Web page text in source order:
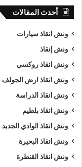
ونش انقاذ
من اهم اسباب نجاح
الكبيرة في استغلال
عالية باقل سعر وأن
ونش انقاذ سيارات
المحافظات كما ننافس
الي تحقيق اهدافنا و
السيارات.
أحدث المقالات
ونش انقاذ سيارات
ونش إنقاذ
ونش انقاذ روكسي
ونش انقاذ ارض الجولف
ونش انقاذ الدراسة
ونش انقاذ بلطيم
ونش انقاذ الوادي الجديد
ونش انقاذ البحيرة
ونش انقاذ القنطرة